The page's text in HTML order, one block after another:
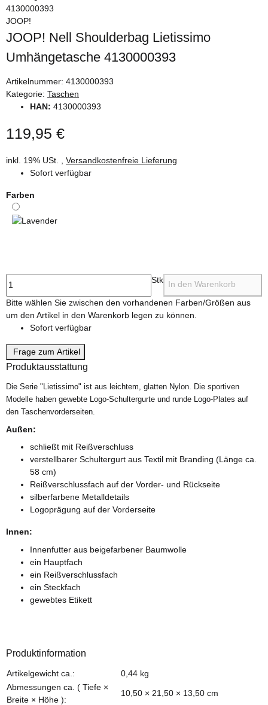
JOOP!
JOOP! Nell Shoulderbag Lietissimo
Umhängetasche 4130000393
Artikelnummer: 4130000393
Kategorie: Taschen
HAN: 4130000393
119,95 €
inkl. 19% USt. , Versandkostenfreie Lieferung
Sofort verfügbar
Farben
Stk In den Warenkorb
x
Bitte wählen Sie zwischen den vorhandenen Farben/Größen aus
um den Artikel in den Warenkorb legen zu können.
Sofort verfügbar
Frage zum Artikel
Produktausstattung
Die Serie "Lietissimo" ist aus leichtem, glatten Nylon. Die sportiven
Modelle haben gewebte Logo-Schultergurte und runde Logo-Plates auf
den Taschenvorderseiten.
Außen:
schließt mit Reißverschluss
verstellbarer Schultergurt aus Textil mit Branding (Länge ca.
58 cm)
Reißverschlussfach auf der Vorder- und Rückseite
silberfarbene Metalldetails
Logoprägung auf der Vorderseite
Innen:
Innenfutter aus beigefarbener Baumwolle
ein Hauptfach
ein Reißverschlussfach
ein Steckfach
gewebtes Etikett
Produktinformation
Produkteigenschaft
Wert
Artikelgewicht ca.: 0,44 kg
Abmessungen ca. ( Tiefe ×
Breite × Höhe ):
10,50 × 21,50 × 13,50 cm